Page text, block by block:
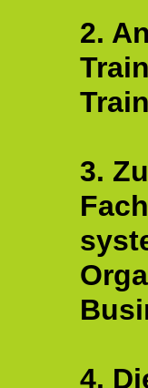
2.
3.
4.